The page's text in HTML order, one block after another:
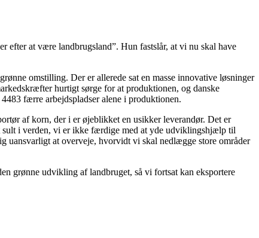
efter at være landbrugsland”. Hun fastslår, at vi nu skal have
omstilling. Der er allerede sat en masse innovative løsninger
hurtigt sørge for at produktionen, og danske
færre arbejdspladser alene i produktionen.
af korn, der i er øjeblikket en usikker leverandør. Det er
sult i verden, vi er ikke færdige med at yde udviklingshjælp til
uansvarligt at overveje, hvorvidt vi skal nedlægge store områder
grønne udvikling af landbruget, så vi fortsat kan eksportere